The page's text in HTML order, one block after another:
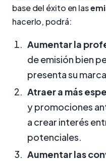
base del éxito en las
hacerlo, podrá:
Aumentar la
de emisión bien
presenta su
Atraer a más
y promociones
a crear interés
potenciales.
Aumentar las